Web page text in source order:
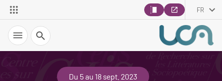
FR
Recherche
Du 5 au 18 sept. 2023